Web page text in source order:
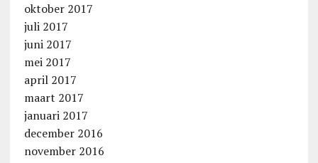
oktober 2017
juli 2017
juni 2017
mei 2017
april 2017
maart 2017
januari 2017
december 2016
november 2016